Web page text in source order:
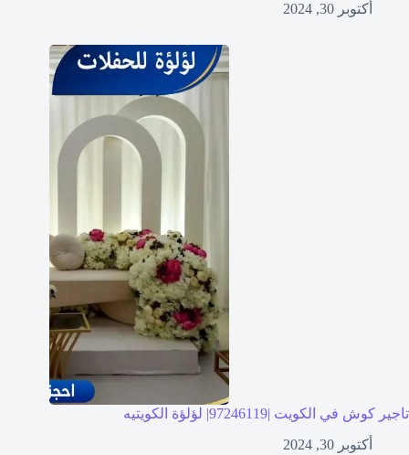
أكتوبر 30, 2024
تاجير كوش في الكويت |97246119| لؤلؤة الكويتيه
أكتوبر 30, 2024